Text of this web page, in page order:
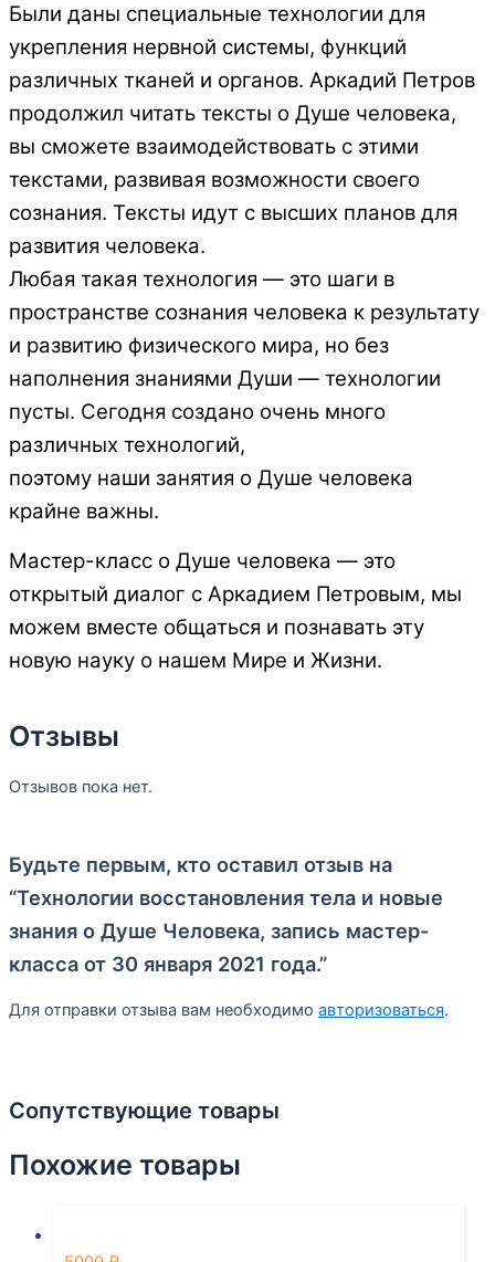
Были даны специальные технологии для
укрепления нервной системы, функций
различных тканей и органов. Аркадий Петров
продолжил читать тексты о Душе человека,
вы сможете взаимодействовать с этими
текстами, развивая возможности своего
сознания. Тексты идут с высших планов для
развития человека.
Любая такая технология — это шаги в
пространстве сознания человека к результату
и развитию физического мира, но без
наполнения знаниями Души — технологии
пусты. Сегодня создано очень много
различных технологий,
поэтому наши занятия о Душе человека
крайне важны.
Мастер-класс о Душе человека — это
открытый диалог с Аркадием Петровым, мы
можем вместе общаться и познавать эту
новую науку о нашем Мире и Жизни.
Отзывы
Отзывов пока нет.
Будьте первым, кто оставил отзыв на
“Технологии восстановления тела и новые
знания о Душе Человека, запись мастер-
класса от 30 января 2021 года.”
Для отправки отзыва вам необходимо авторизоваться.
Сопутствующие товары
Похожие товары